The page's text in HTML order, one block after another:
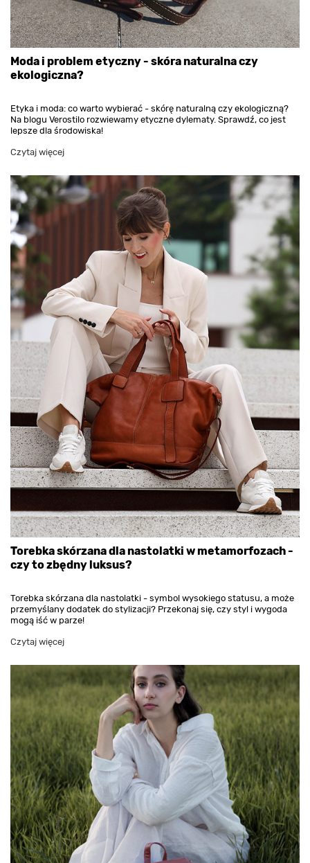
Moda i problem etyczny - skóra naturalna czy
ekologiczna?
Etyka i moda: co warto wybierać - skórę naturalną czy ekologiczną?
Na blogu Verostilo rozwiewamy etyczne dylematy. Sprawdź, co jest
lepsze dla środowiska!
Czytaj więcej
Torebka skórzana dla nastolatki w metamorfozach -
czy to zbędny luksus?
Torebka skórzana dla nastolatki - symbol wysokiego statusu, a może
przemyślany dodatek do stylizacji? Przekonaj się, czy styl i wygoda
mogą iść w parze!
Czytaj więcej